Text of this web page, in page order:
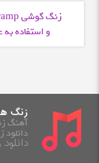
زنگ گوشی supertramp با فرمت
و استفاده
زنگ
آهنگ